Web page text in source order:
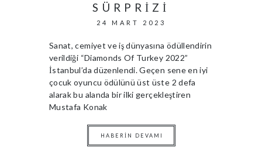
SÜRPRIZI
24 MART 2023
Sanat, cemiyet ve iş dünyasına ödüllendirin
verildiği “Diamonds Of Turkey 2022”
İstanbul’da düzenlendi. Geçen sene en iyi
çocuk oyuncu ödülünü üst üste 2 defa
alarak bu alanda bir ilki gerçekleştiren
Mustafa Konak
HABERIN DEVAMI